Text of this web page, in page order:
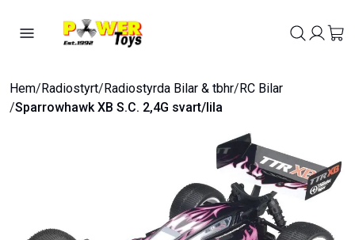
Hem/Radiostyrt/Radiostyrda Bilar & tbhr/RC Bilar
/Sparrowhawk XB S.C. 2,4G svart/lila